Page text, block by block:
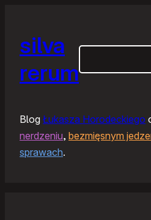
silva
rerum
Blog Łukasza Horodeckiego
nerdzeniu, bezmięsnym
sprawach.